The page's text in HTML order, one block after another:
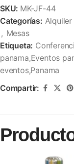
SKU: MK-JF-44
Categorías:
, Mesas
Etiqueta:
panama,Eventos
eventos,Panama
Compartir: